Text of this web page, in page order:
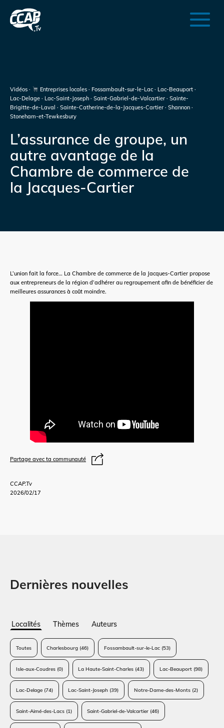
Vidéos ·
Entreprises locales · Fossambault-sur-le-Lac · Lac-Beauport ·
Lac-Delage · Lac-Saint-Joseph · Saint-Gabriel-de-Valcartier · Sainte-
Brigitte-de-Laval · Sainte-Catherine-de-la-Jacques-Cartier · Shannon ·
Stoneham-et-Tewkesbury
L’assurance de groupe, un
autre avantage de la
Chambre de commerce de
la Jacques-Cartier
CCAP.Tv
2026/02/17
L’union fait la force… La Chambre de commerce de la Jacques-Cartier propose
aux entrepreneurs de la région d’adhérer au regroupement afin de bénéficier de
meilleures assurances à coût moindre.
Partage avec ta communauté
Dernières nouvelles
Localités Thèmes Auteurs
Toutes Charlesbourg (46) Fossambault-sur-le-Lac(53)
Isle-aux-Coudres(0) La Haute-Saint-Charles (43) Lac-Beauport(98)
Lac-Delage(74) Lac-Saint-Joseph (39) Notre-Dame-des-Monts(2)
Saint-Aimé-des-Lacs(1) Saint-Gabriel-de-Valcartier (46)